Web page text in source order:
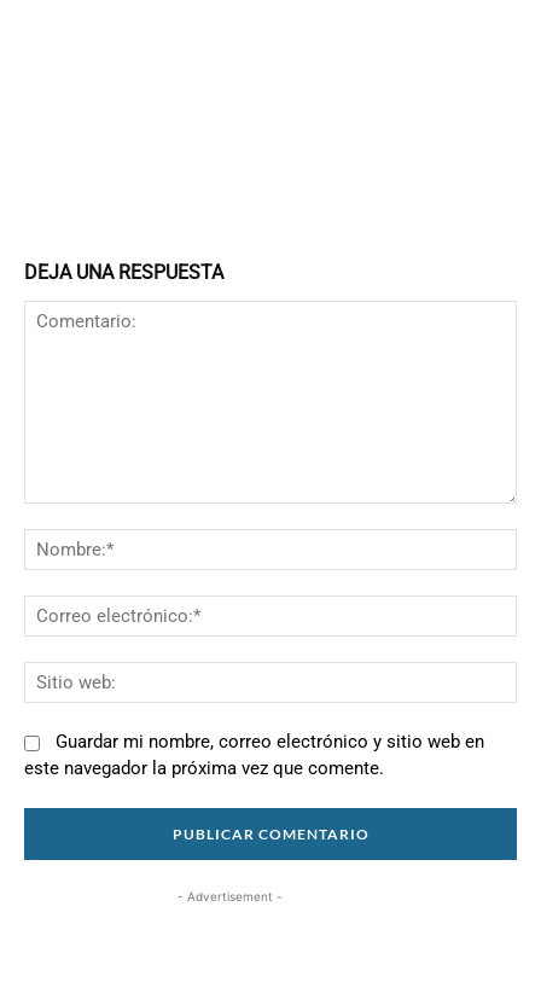
DEJA UNA RESPUESTA
Guardar mi nombre, correo electrónico y sitio web en
este navegador la próxima vez que comente.
- Advertisement -